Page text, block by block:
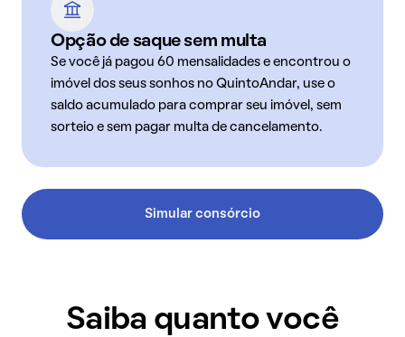
Opção de saque sem multa
Se você já pagou 60 mensalidades e encontrou o
imóvel dos seus sonhos no QuintoAndar, use o
saldo acumulado para comprar seu imóvel, sem
sorteio e sem pagar multa de cancelamento.
Simular consórcio
Saiba quanto você